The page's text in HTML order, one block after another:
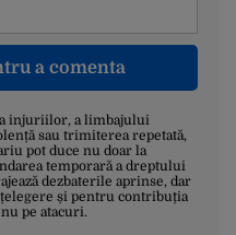
a comenta
injuriilor, a limbajului
sau trimiterea repetată,
pot duce nu doar la
temporară a dreptului
dezbaterile aprinse, dar
și pentru contribuția
pe atacuri.